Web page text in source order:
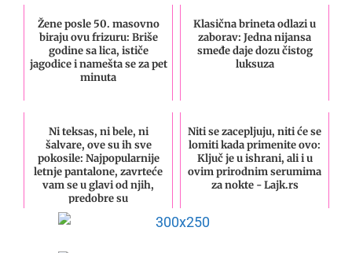
Žene posle 50. masovno
biraju ovu frizuru: Briše
godine sa lica, ističe
jagodice i namešta se za pet
minuta
Klasična brineta odlazi u
zaborav: Jedna nijansa
smeđe daje dozu čistog
luksuza
Ni teksas, ni bele, ni
šalvare, ove su ih sve
pokosile: Najpopularnije
letnje pantalone, zavrteće
vam se u glavi od njih,
predobre su
Niti se zacepljuju, niti će se
lomiti kada primenite ovo:
Ključ je u ishrani, ali i u
ovim prirodnim serumima
za nokte - Lajk.rs